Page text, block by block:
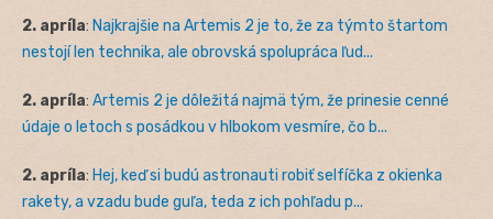
2. apríla: Najkrajšie na Artemis 2 je to, že za týmto štartom
nestojí len technika, ale obrovská spolupráca ľud...
2. apríla: Artemis 2 je dôležitá najmä tým, že prinesie cenné
údaje o letoch s posádkou v hlbokom vesmíre, čo b...
2. apríla: Hej, keď si budú astronauti robiť selfíčka z okienka
rakety, a vzadu bude guľa, teda z ich pohľadu p...